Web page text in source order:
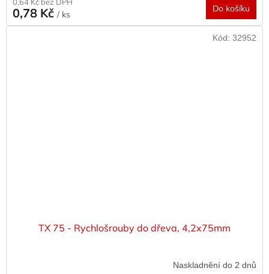
0,78 Kč / ks
Do košíku
TX 75 - Rychlošrouby do dřeva, 4,2x75mm
Naskladnění do 2 dnů
Kód: 32952